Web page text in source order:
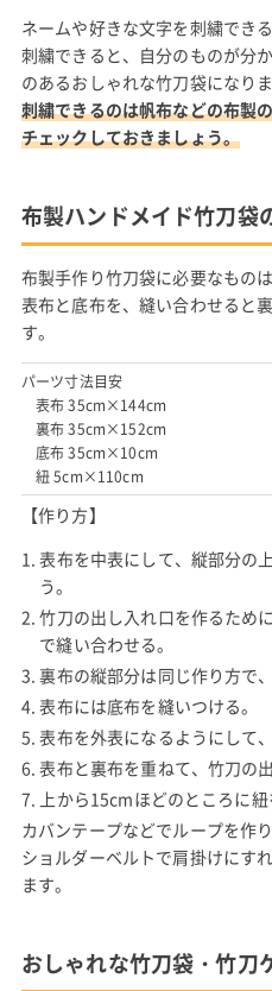
ネームや好きな文字を刺繍でき
刺繍できると、自分のものが分
のあるおしゃれな竹刀袋になりま
刺繍できるのは帆布などの布製
チェックしておきましょう。
布製ハンドメイド竹刀袋
布製手作り竹刀袋に必要なもの
表布と底布を、縫い合わせると
す。
パーツ寸法目安
表布 35cm×144cm
裏布 35cm×152cm
底布 35cm×10cm
紐 5cm×110cm
【作り方】
表布を中表にして、縦部分の
う。
竹刀の出し入れ口を作るため
で縫い合わせる。
裏布の縦部分は同じ作り方で
表布には底布を縫いつける。
表布を外表になるようにして
表布と裏布を重ねて、竹刀の
上から15cmほどのところに紐
カバンテープなどでループを作
ショルダーベルトで肩掛けにす
ます。
おしゃれな竹刀袋・竹刀